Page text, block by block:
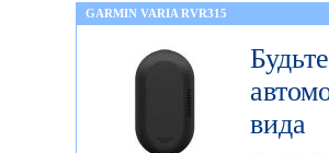
GARMIN VARIA RVR315